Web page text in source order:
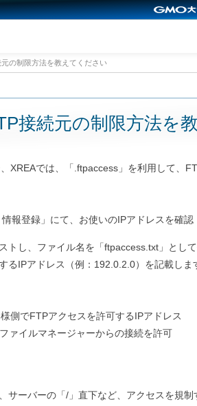
の制限方法を教えてください
接続元の制限方法を
XREAでは、「.ftpaccess」を利用して、
報登録」にて、お使いのIPアドレスを確認
トし、ファイル名を「ftpaccess.txt」として
るIPアドレス（例：192.0.2.0）を記載しま
側でFTPアクセスを許可するIPアドレス
ァイルマネージャーからの接続を許可
サーバーの「/」直下など、アクセスを規